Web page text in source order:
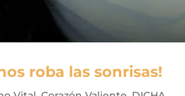
roba las sonrisas!